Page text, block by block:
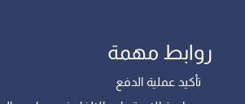
روابط مهمة
تأكيد عملية الدفع